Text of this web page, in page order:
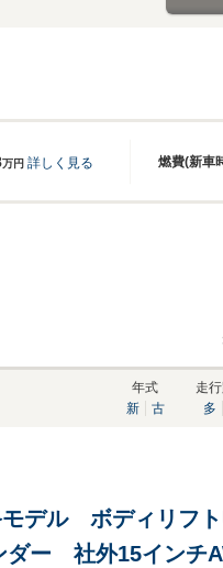
燃費(新車
万円 詳しく見る
年式
新
古
走
多
モデル ボディリフ
ー 社外15インチ